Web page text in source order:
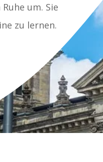
um. Sie
zu lernen.